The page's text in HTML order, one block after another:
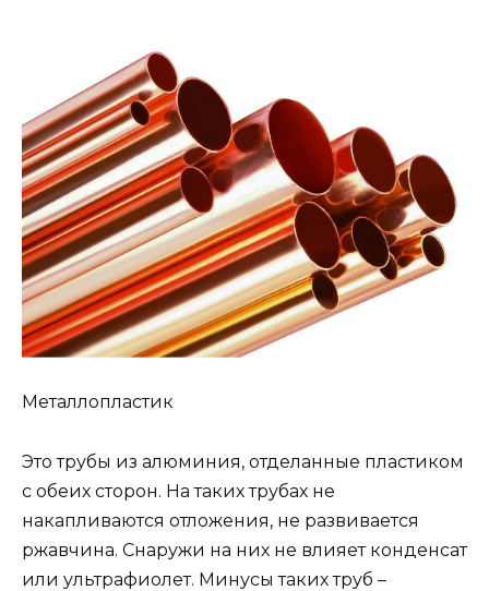
Металлопластик
Это трубы из алюминия, отделанные пластиком
с обеих сторон. На таких трубах не
накапливаются отложения, не развивается
ржавчина. Снаружи на них не влияет конденсат
или ультрафиолет. Минусы таких труб –